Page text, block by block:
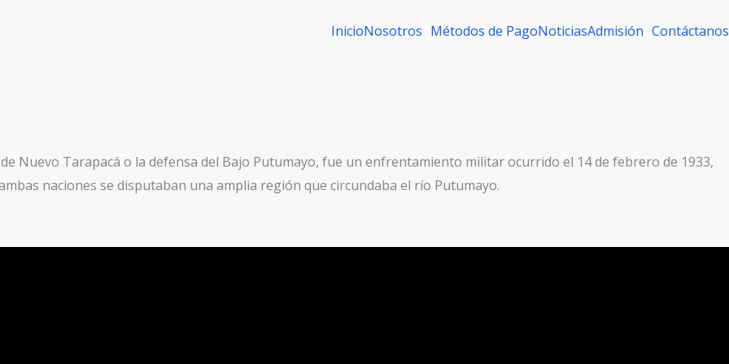
InicioNosotros Métodos de PagoNoticiasAdmisión Contáctanos
Nuevo Tarapacá o la defensa del Bajo Putumayo, fue un enfrentamiento militar ocurrido el 14 de febrero de 1933,
naciones se disputaban una amplia región que circundaba el río Putumayo.